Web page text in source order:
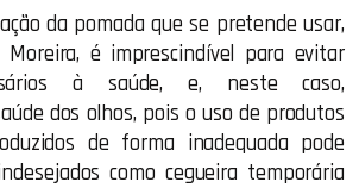
da pomada que se pretende usar,
Moreira, é imprescindível para evitar
à saúde, e, neste caso,
dos olhos, pois o uso de produtos
de forma inadequada pode
como cegueira temporária